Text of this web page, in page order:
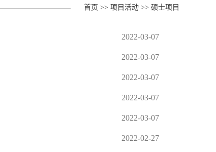
首页 >> 项目活动 >> 硕士项目
2022-03-07
2022-03-07
2022-03-07
2022-03-07
2022-03-07
2022-02-27